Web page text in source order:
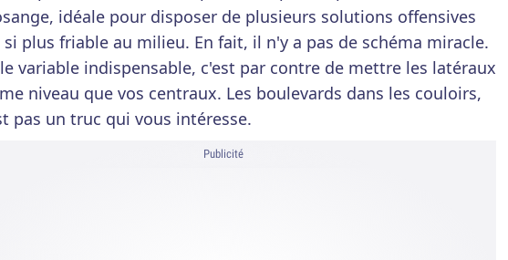
idéale pour disposer de plusieurs solutions offensives
si plus friable au milieu. En fait, il n'y a pas de schéma miracle.
variable indispensable, c'est par contre de mettre les latéraux
niveau que vos centraux. Les boulevards dans les couloirs,
pas un truc qui vous intéresse.
Publicité